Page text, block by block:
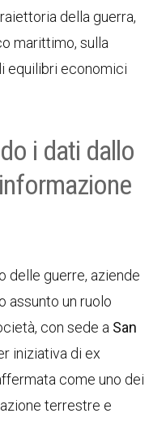
della guerra,
marittimo, sulla
equilibri economici
i dati dallo
delle guerre, aziende
assunto un ruolo
con sede a San
iniziativa di ex
come uno dei
terrestre e